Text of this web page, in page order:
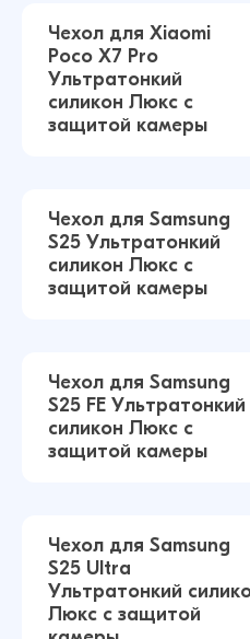
Чехол для Xiaomi Redmi
силикон Люкс с
(Прозрачный)
Чехол для Xiaomi
Poco X7 Pro
Ультратонкий
силикон Люкс с
защитой камеры
Чехол для Xiaomi Poco
силикон Люкс с
Чехол для Samsung
S25 Ультратонкий
силикон Люкс с
защитой камеры
Чехол для Samsung S25
Люкс с защитой камеры
Чехол для Samsung
S25 FE Ультратонкий
силикон Люкс с
защитой камеры
Чехол для Samsung
S25 Ultra
Ультратонкий
Люкс с защитой